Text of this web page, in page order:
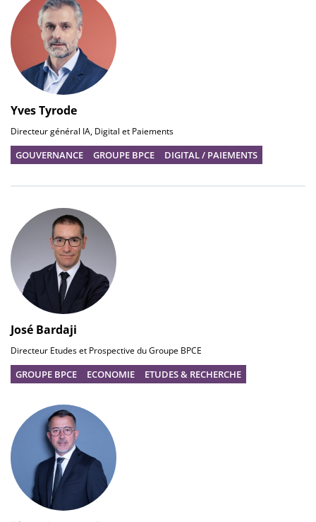
Yves Tyrode
Directeur général IA, Digital et Paiements
GOUVERNANCE GROUPE BPCE DIGITAL / PAIEMENTS
José Bardaji
Directeur Etudes et Prospective du Groupe BPCE
GROUPE BPCE ECONOMIE ETUDES & RECHERCHE